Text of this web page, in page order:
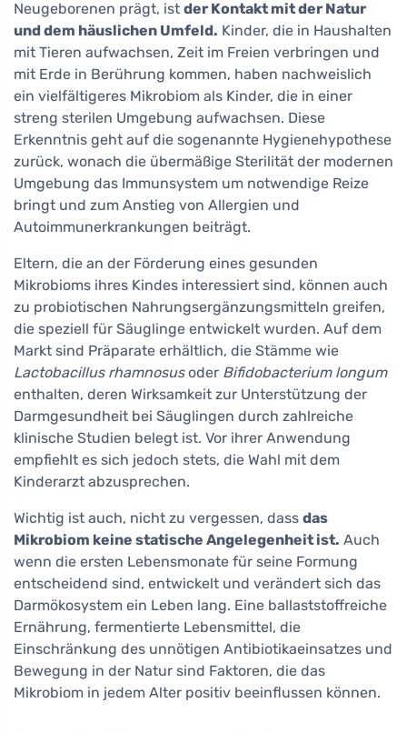
Neugeborenen prägt, ist der Kontakt mit der Natur
und dem häuslichen Umfeld. Kinder, die in Haushalten
mit Tieren aufwachsen, Zeit im Freien verbringen und
mit Erde in Berührung kommen, haben nachweislich
ein vielfältigeres Mikrobiom als Kinder, die in einer
streng sterilen Umgebung aufwachsen. Diese
Erkenntnis geht auf die sogenannte Hygienehypothese
zurück, wonach die übermäßige Sterilität der modernen
Umgebung das Immunsystem um notwendige Reize
bringt und zum Anstieg von Allergien und
Autoimmunerkrankungen beiträgt.
Eltern, die an der Förderung eines gesunden
Mikrobioms ihres Kindes interessiert sind, können auch
zu probiotischen Nahrungsergänzungsmitteln greifen,
die speziell für Säuglinge entwickelt wurden. Auf dem
Markt sind Präparate erhältlich, die Stämme wie
Lactobacillus rhamnosusoder Bifidobacterium longum
enthalten, deren Wirksamkeit zur Unterstützung der
Darmgesundheit bei Säuglingen durch zahlreiche
klinische Studien belegt ist. Vor ihrer Anwendung
empfiehlt es sich jedoch stets, die Wahl mit dem
Kinderarzt abzusprechen.
Wichtig ist auch, nicht zu vergessen, dass das
Mikrobiom keine statische Angelegenheit ist. Auch
wenn die ersten Lebensmonate für seine Formung
entscheidend sind, entwickelt und verändert sich das
Darmökosystem ein Leben lang. Eine ballaststoffreiche
Ernährung, fermentierte Lebensmittel, die
Einschränkung des unnötigen Antibiotikaeinsatzes und
Bewegung in der Natur sind Faktoren, die das
Mikrobiom in jedem Alter positiv beeinflussen können.